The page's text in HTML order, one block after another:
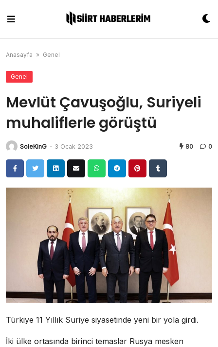
content
Anasayfa » Genel
Genel
Mevlüt Çavuşoğlu, Suriyeli
muhaliflerle görüştü
SoleKinG - 3 Ocak 2023 80 0
Türkiye 11 Yıllık Suriye siyasetinde yeni bir yola girdi.
İki ülke ortasında birinci temaslar Rusya mesken